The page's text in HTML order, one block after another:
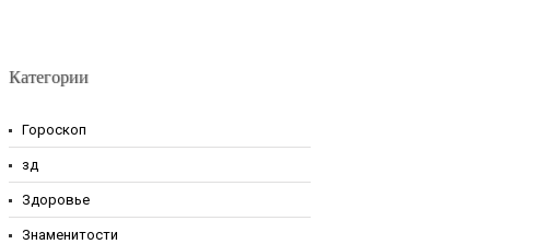
Категории
Гороскоп
зд
Здоровье
Знаменитости